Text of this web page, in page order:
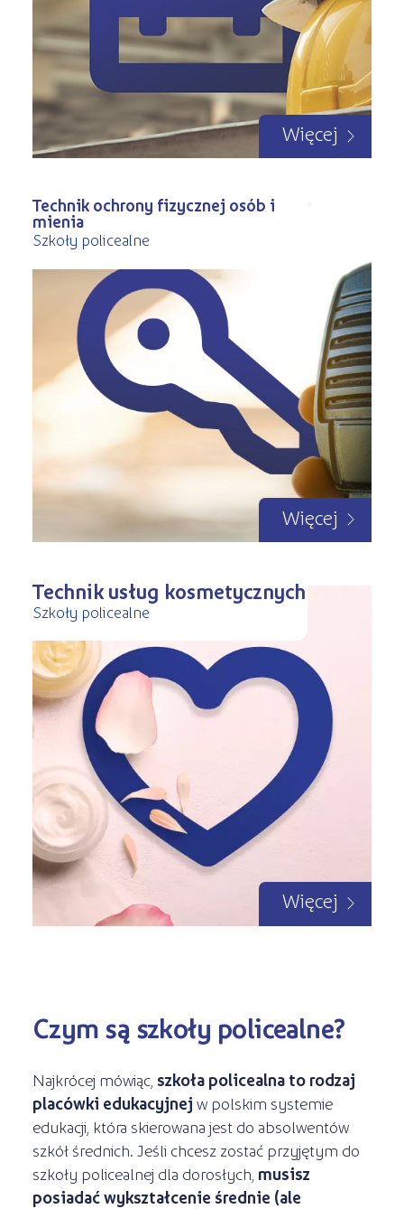
Więcej
Technik ochrony fizycznej osób i
mienia
Szkoły policealne
Więcej
Technik usług kosmetycznych
Szkoły policealne
Więcej
Czym są szkoły policealne?
Najkrócej mówiąc, szkoła policealna to rodzaj
placówki edukacyjnej w polskim systemie
edukacji, która skierowana jest do absolwentów
szkół średnich. Jeśli chcesz zostać przyjętym do
szkoły policealnej dla dorosłych, musisz
posiadać wykształcenie średnie (ale